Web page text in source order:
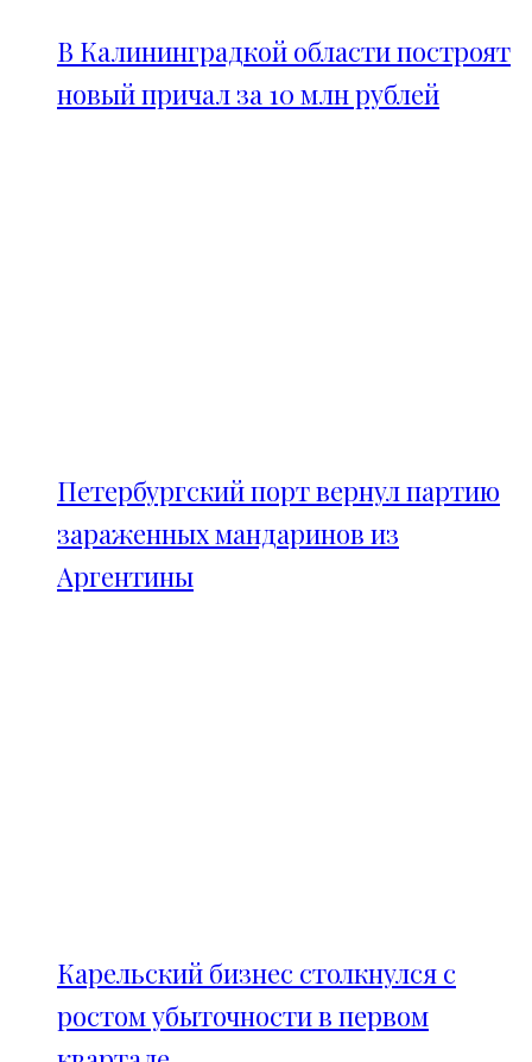
В Калининградкой области построят
новый причал за 10 млн рублей
Петербургский порт вернул партию
зараженных мандаринов из
Аргентины
Карельский бизнес столкнулся с
ростом убыточности в первом